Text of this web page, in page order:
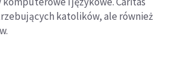
katolików, ale również